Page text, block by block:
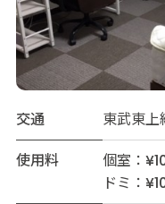
交通
東武東上
使用料
個室：
ドミ：